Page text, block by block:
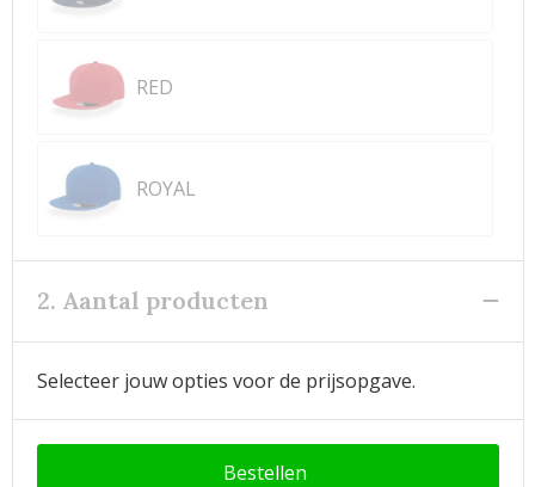
RED
ROYAL
2. Aantal producten
Selecteer jouw opties voor de prijsopgave.
Bestellen